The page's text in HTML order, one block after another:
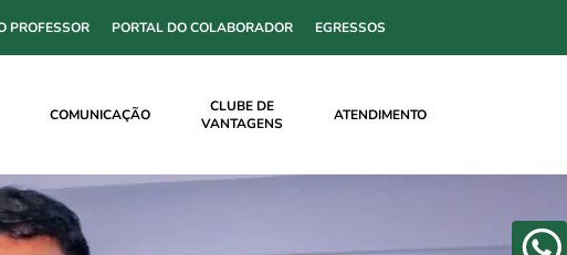
PROFESSOR PORTAL DO COLABORADOR EGRESSOS
COMUNICAÇÃO
CLUBE DE
VANTAGENS
ATENDIMENTO